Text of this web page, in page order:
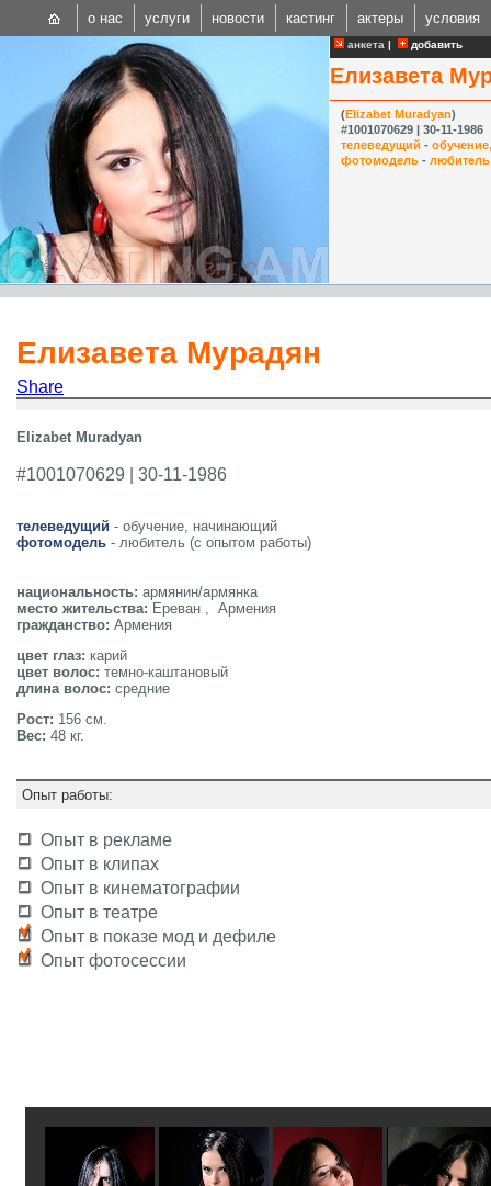
анкета | добавить
Елизавета
(Elizabet Muradyan)
#1001070629 | 30-11-1986
телеведущий -
фотомодель -
Елизавета Мурадян
Share
Elizabet Muradyan
#1001070629 | 30-11-1986
телеведущий - обучение, начинающий
фотомодель - любитель (с опытом работы)
национальность: армянин/армянка
место жительства: Ереван , Армения
гражданство: Армения
цвет глаз: карий
цвет волос: темно-каштановый
длина волос: средние
Рост: 156 см.
Вес: 48 кг.
Опыт работы:
Опыт в рекламе
Опыт в клипах
Опыт в кинематографии
Опыт в театре
Опыт в показе мод и дефиле
Опыт фотосессии
о нас услуги новости кастинг актеры условия